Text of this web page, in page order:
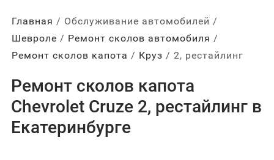
Главная
Обслуживание автомобилей
Шевроле
Ремонт сколов автомобиля
Ремонт сколов капота
Круз 2, рестайлинг
Ремонт сколов капота
Chevrolet Cruze 2, рестайлинг в
Екатеринбурге